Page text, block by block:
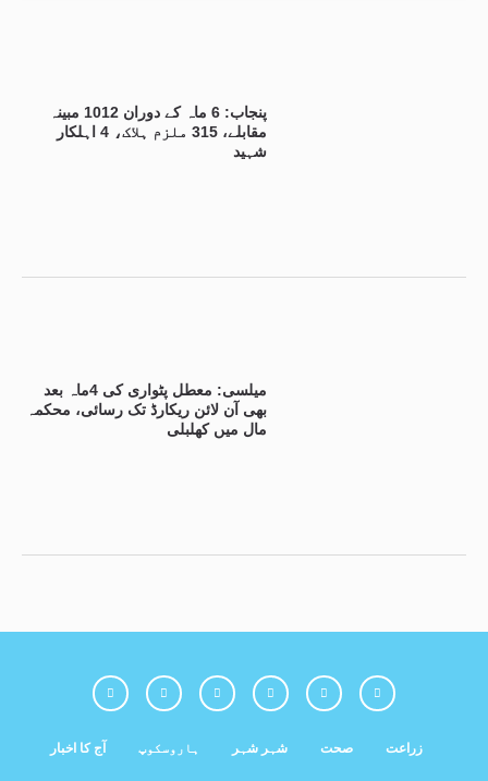
پنجاب: 6 ماہ کے دوران 1012 مبینہ
مقابلے، 315 ملزم ہلاک، 4 اہلکار
شہید
میلسی: معطل پٹواری کی 4ماہ بعد
بھی آن لائن ریکارڈ تک رسائی، محکمہ
مال میں کھلبلی
آج کا اخبار ہاروسکوپ شہر شہر صحت زراعت